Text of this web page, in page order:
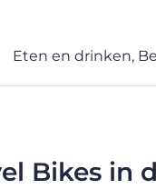
Eten en drinken,